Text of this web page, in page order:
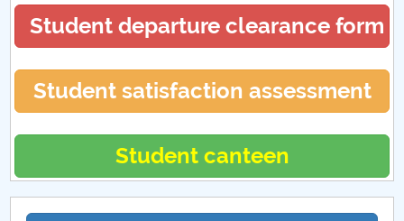
Student departure clearance form
Student satisfaction assessment
Student canteen